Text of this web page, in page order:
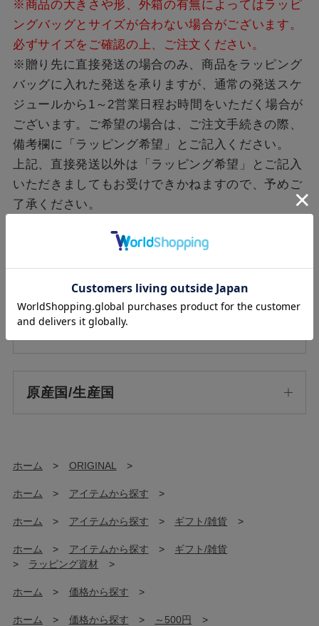
※商品の大きさや形、外箱の有無によってはラッピ
ングバッグとサイズが合わない場合がございます。
必ずサイズをご確認の上、ご注文ください。
※贈り先に直接発送の場合のみ、商品をラッピング
バッグに入れた発送を承りますが、通常の発送スケ
ジュールから1～2営業日程お時間をいただく場合が
ございます。ご希望の場合は、ご注文手続きの際、
備考欄に「ラッピング希望」とご記入ください。
上記、直接発送以外は「ラッピング希望」とご記入
いただきましてもお受けできかねますので、予めご
了承ください。
原産国/生産国
ホーム > ORIGINAL >
ホーム > アイテムから探す >
ホーム > アイテムから探す > ギフト/雑貨 >
ホーム > アイテムから探す >
ギフト/雑貨
>
ラッピング資材 >
ホーム > 価格から探す >
ホーム > 価格から探す > ～500円 >